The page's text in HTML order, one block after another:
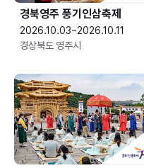
경북영주 풍기인삼축제
2026.10.03~2026.10.11
경상북도 영주시